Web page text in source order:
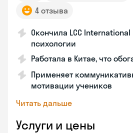
4 отзыва
Окончила LCC
психологии
Работала в Китае, что
Применяет
мотивации учеников
Читать дальше
Услуги и цены